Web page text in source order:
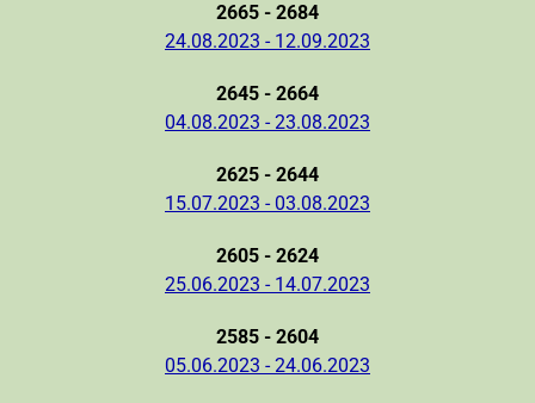
2665 - 2684
24.08.2023 - 12.09.2023
2645 - 2664
04.08.2023 - 23.08.2023
2625 - 2644
15.07.2023 - 03.08.2023
2605 - 2624
25.06.2023 - 14.07.2023
2585 - 2604
05.06.2023 - 24.06.2023